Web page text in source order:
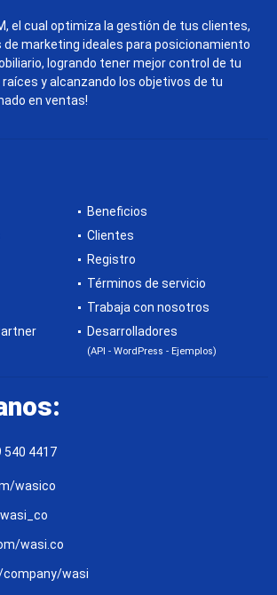
el cual optimiza la gestión de tus clientes,
marketing ideales para posicionamiento
logrando tener mejor control de tu
y alcanzando los objetivos de tu
en ventas!
Beneficios
Clientes
Registro
Términos de servicio
Trabaja con nosotros
Desarrolladores
(API - WordPress - Ejemplos)
540 4417
wasico
wasi.co
company/wasi